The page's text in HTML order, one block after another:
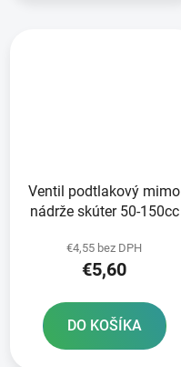
Ventil podtlakový mimo
nádrže skúter 50-150cc
€4,55 bez DPH
€5,60
DO KOŠÍKA